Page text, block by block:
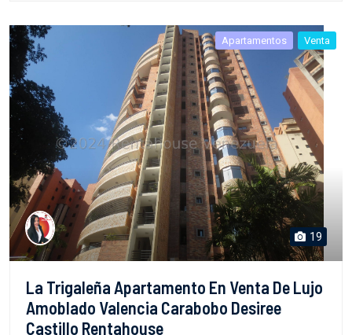
Apartamentos Venta
19
La Trigaleña Apartamento En Venta De Lujo
Amoblado Valencia Carabobo Desiree
Castillo Rentahouse